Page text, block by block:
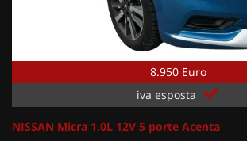
8.950 Euro
iva esposta
NISSAN Micra 1.0L 12V 5 porte Acenta